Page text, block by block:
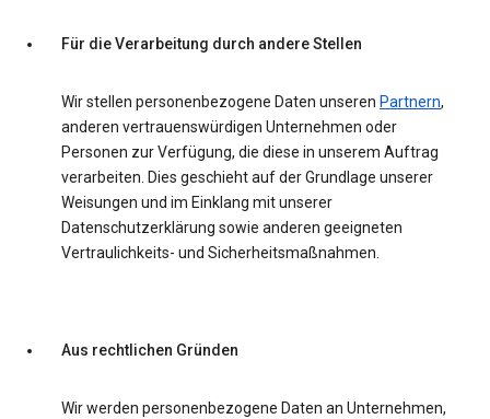
Für die Verarbeitung durch andere Stellen
Wir stellen personenbezogene Daten unseren Partnern,
anderen vertrauenswürdigen Unternehmen oder
Personen zur Verfügung, die diese in unserem Auftrag
verarbeiten. Dies geschieht auf der Grundlage unserer
Weisungen und im Einklang mit unserer
Datenschutzerklärung sowie anderen geeigneten
Vertraulichkeits- und Sicherheitsmaßnahmen.
Aus rechtlichen Gründen
Wir werden personenbezogene Daten an Unternehmen,